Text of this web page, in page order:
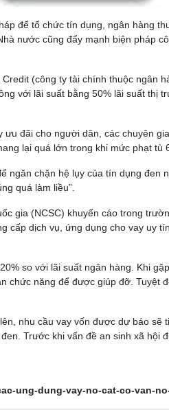
để tổ chức tín dụng, ngân hàng
nước cũng đẩy mạnh biện pháp
(công ty tài chính thuộc ngân
với lãi suất bằng 50% lãi suất thị
đãi cho người dân, các chuyên
lại quá lớn trong khi mức phạt tù
ngăn chặn hệ lụy của tín dụng đen
quá làm liều”.
gia (NCSC) khuyến cáo trong
cấp dịch vụ, ứng dụng cho vay uy
so với lãi suất ngân hàng. Khi
chức năng để được giúp đỡ. Tuyệt
nhu cầu vay vốn được dự báo
Trước khi vấn đề an sinh xã hội
ung-dung-vay-no-cat-co-van-